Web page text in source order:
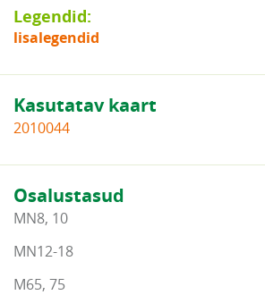
Legendid:
lisalegendid
Kasutatav kaart
2010044
Osalustasud
MN8, 10
MN12-18
M65, 75